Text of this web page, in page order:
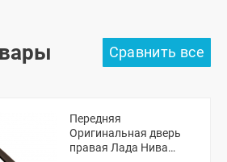
Передняя
Оригинальная дверь
правая Лада Нива